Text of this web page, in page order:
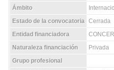
Ámbito
Estado de la convocatoria Cerrada
Entidad financiadora
Naturaleza financiación
Privada
Grupo profesional